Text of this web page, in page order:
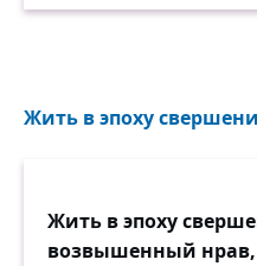
Жить в эпоху
Жить в эпоху
возвышенный